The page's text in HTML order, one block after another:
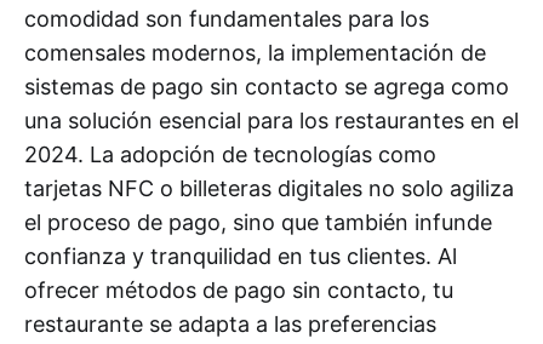
comodidad son fundamentales para los
comensales modernos, la implementación de
sistemas de pago sin contacto se agrega como
una solución esencial para los restaurantes en el
2024. La adopción de tecnologías como
tarjetas NFC o billeteras digitales no solo agiliza
el proceso de pago, sino que también infunde
confianza y tranquilidad en tus clientes. Al
ofrecer métodos de pago sin contacto, tu
restaurante se adapta a las preferencias